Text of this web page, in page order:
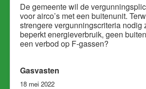
De gemeente wil de
voor airco’s met een buitenunit.
strengere vergunningscriteria nodig
beperkt energieverbruik, geen
een verbod op F-gassen?
Gasvasten
18 mei 2022